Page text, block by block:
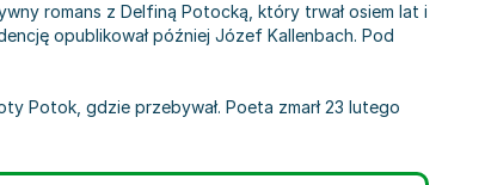
romans z Delfiną Potocką, który trwał osiem lat i
opublikował później Józef Kallenbach. Pod
Potok, gdzie przebywał. Poeta zmarł 23 lutego